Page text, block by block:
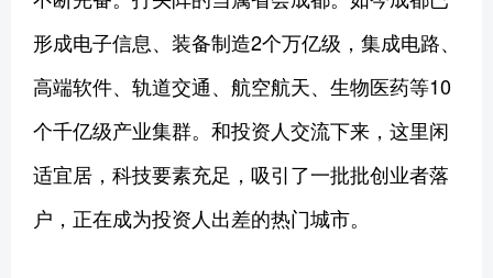
形成电子信息、装备制造2个万亿级，集成电路、
高端软件、轨道交通、航空航天、生物医药等10
个千亿级产业集群。和投资人交流下来，这里闲
适宜居，科技要素充足，吸引了一批批创业者落
户，正在成为投资人出差的热门城市。